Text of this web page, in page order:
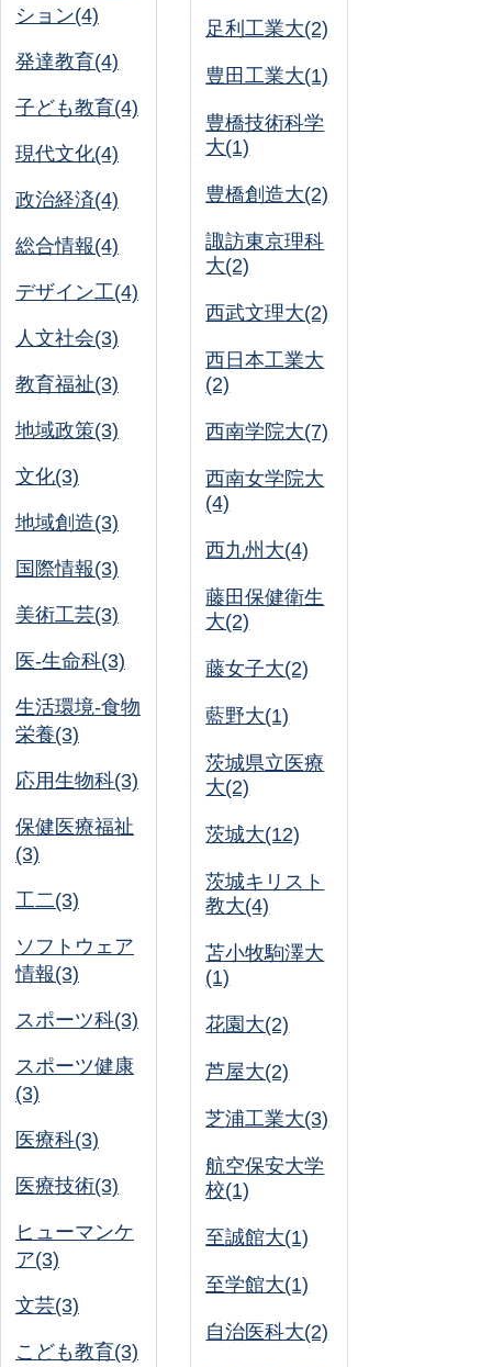
ション(4)
発達教育(4)
子ども教育(4)
現代文化(4)
政治経済(4)
総合情報(4)
デザイン工(4)
人文社会(3)
教育福祉(3)
地域政策(3)
文化(3)
地域創造(3)
国際情報(3)
美術工芸(3)
医-生命科(3)
生活環境-食物
栄養(3)
応用生物科(3)
保健医療福祉
(3)
工二(3)
ソフトウェア
情報(3)
スポーツ科(3)
スポーツ健康
(3)
医療科(3)
医療技術(3)
ヒューマンケ
ア(3)
文芸(3)
こども教育(3)
足利工業大(2)
豊田工業大(1)
豊橋技術科学
大(1)
豊橋創造大(2)
諏訪東京理科
大(2)
西武文理大(2)
西日本工業大
(2)
西南学院大(7)
西南女学院大
(4)
西九州大(4)
藤田保健衛生
大(2)
藤女子大(2)
藍野大(1)
茨城県立医療
大(2)
茨城大(12)
茨城キリスト
教大(4)
苫小牧駒澤大
(1)
花園大(2)
芦屋大(2)
芝浦工業大(3)
航空保安大学
校(1)
至誠館大(1)
至学館大(1)
自治医科大(2)